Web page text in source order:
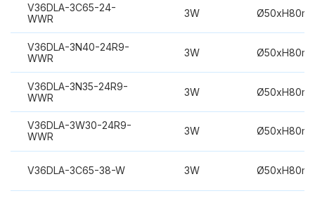
V36DLA-3C65-24-
WWR
3W
V36DLA-3N40-24R9-
WWR
3W
V36DLA-3N35-24R9-
WWR
3W
V36DLA-3W30-24R9-
WWR
3W
V36DLA-3C65-38-W 3W